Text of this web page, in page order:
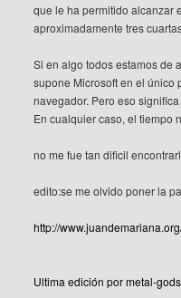
que le ha permitido alcanzar
aproximadamente tres
Si en algo todos estamos de
supone Microsoft en el único
navegador. Pero eso
En cualquier caso, el tiempo
no me fue tan dificil
edito:se me olvido poner la
http://
Ultima edición por metal-